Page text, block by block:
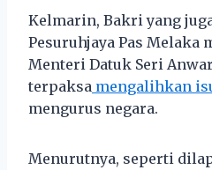
Kelmarin, Bakri yang
Pesuruhjaya Pas Melaka
Menteri Datuk Seri
terpaksa mengalihkan
mengurus negara.
Menurutnya, seperti